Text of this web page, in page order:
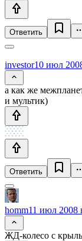
Ответить
investor10 июл
а как же
и мультик)
Ответить
homm11 июл 2008
ЖД-колесо с